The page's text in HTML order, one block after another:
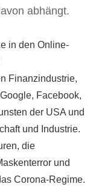
abhängt.
in den Online-
Finanzindustrie,
Facebook,
der USA und
und Industrie.
die
und
Corona-Regime.